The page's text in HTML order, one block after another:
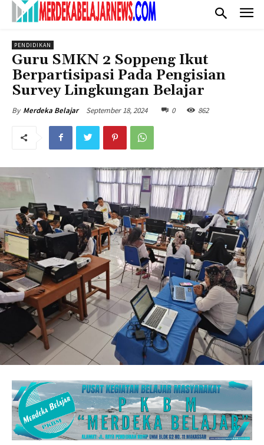
PENDIDIKAN
Guru SMKN 2 Soppeng Ikut
Berpartisipasi Pada Pengisian
Survey Lingkungan Belajar
By Merdeka Belajar September 18, 2024 0 862